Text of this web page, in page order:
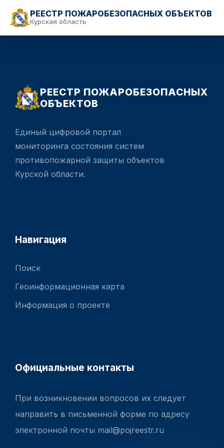
РЕЕСТР ПОЖАРОБЕЗОПАСНЫХ ОБЪЕКТОВ
Курская область
РЕЕСТР ПОЖАРОБЕЗОПАСНЫХ
ОБЪЕКТОВ
Единый цифровой портал
мониторинга состояния систем
противопожарной защиты объектов
Курской области.
Навигация
Поиск
Геоинформационная карта
Информация о проекте
Официальные контакты
При возникновении вопросов их следует
направить в письменной форме по адресу
электронной почты mail@pojreestr.ru